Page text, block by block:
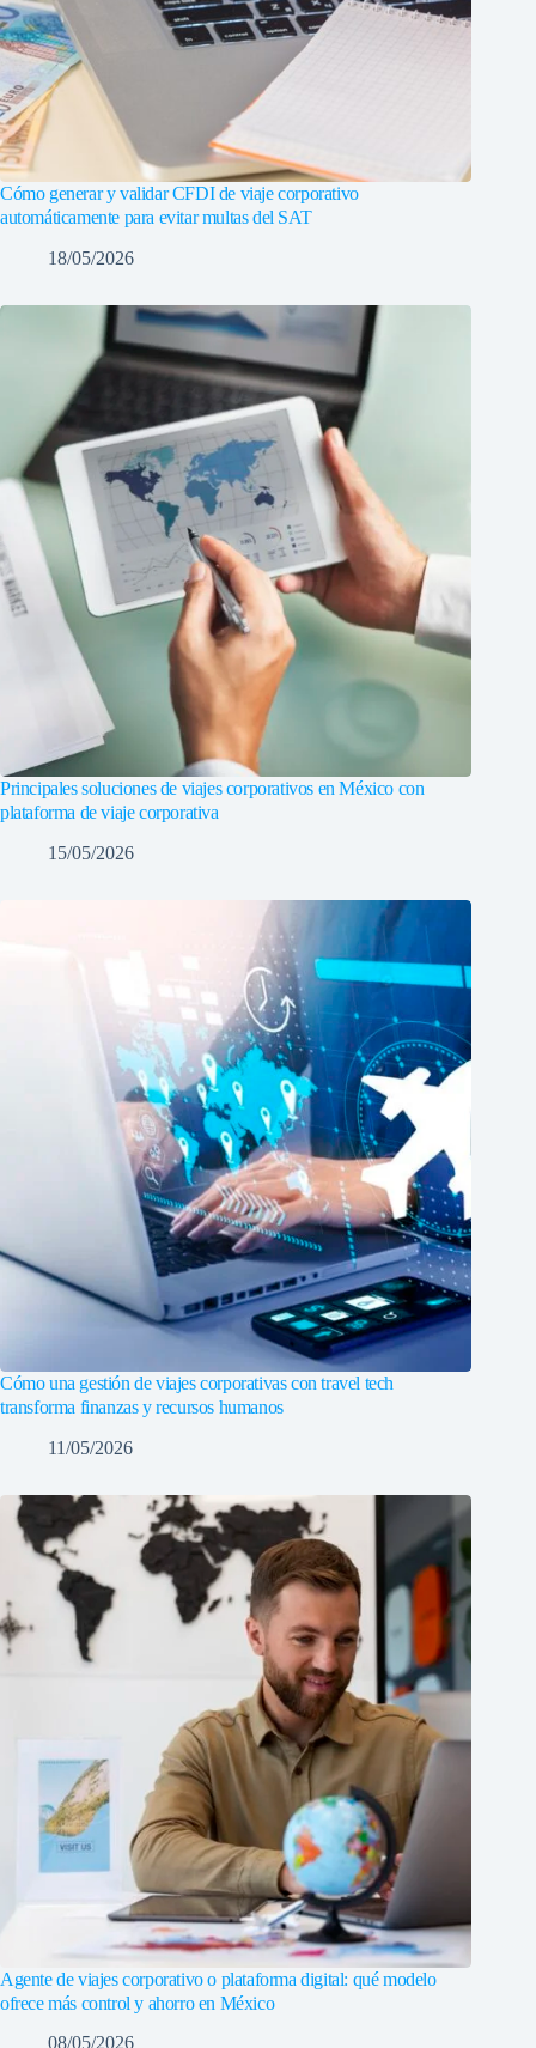
Cómo generar y validar CFDI de viaje corporativo
automáticamente para evitar multas del SAT
18/05/2026
Principales soluciones de viajes corporativos en México con
plataforma de viaje corporativa
15/05/2026
Cómo una gestión de viajes corporativas con travel tech
transforma finanzas y recursos humanos
11/05/2026
Agente de viajes corporativo o plataforma digital: qué modelo
ofrece más control y ahorro en México
08/05/2026